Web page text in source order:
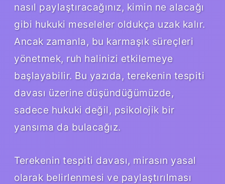
nasıl paylaştıracağınız, kimin ne alacağı
gibi hukuki meseleler oldukça uzak kalır.
Ancak zamanla, bu karmaşık süreçleri
yönetmek, ruh halinizi etkilemeye
başlayabilir. Bu yazıda, terekenin tespiti
davası üzerine düşündüğümüzde,
sadece hukuki değil, psikolojik bir
yansıma da bulacağız.
Terekenin tespiti davası, mirasın yasal
olarak belirlenmesi ve paylaştırılması